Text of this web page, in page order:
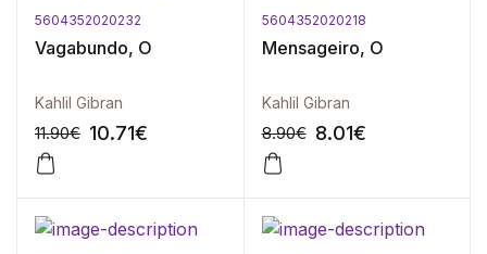
5604352020232
Vagabundo, O
Kahlil Gibran
11.90€ 10.71€
5604352020218
Mensageiro, O
Kahlil Gibran
8.90€ 8.01€